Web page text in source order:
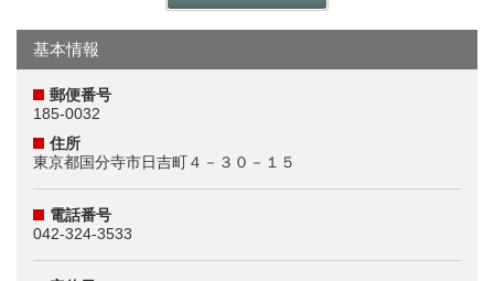
基本情報
郵便番号
185-0032
住所
東京都国分寺市日吉町４－３０－１５
電話番号
042-324-3533